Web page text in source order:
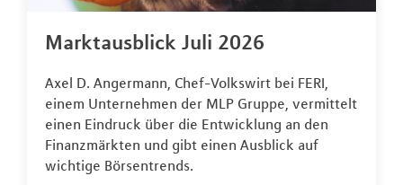
Marktausblick Juli 2026
Axel D. Angermann, Chef-Volkswirt bei FERI,
einem Unternehmen der MLP Gruppe, vermittelt
einen Eindruck über die Entwicklung an den
Finanzmärkten und gibt einen Ausblick auf
wichtige Börsentrends.